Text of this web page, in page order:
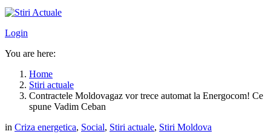
Login
You are here:
Home
Stiri actuale
Contractele Moldovagaz vor trece automat la Energocom! Ce
spune Vadim Ceban
in Criza energetica, Social, Stiri actuale, Stiri Moldova